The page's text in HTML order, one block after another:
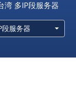
湾 多IP段服务器
服务器